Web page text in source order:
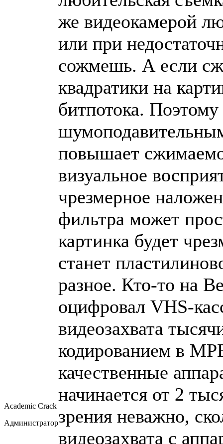
Academic Crack
Администратор
же видеокамерой
или при
сожмешь. А если
квадратики на
битпотока.
повышает
визуальное
чрезмерное
фильтра может
картинка будет
станет
разное. Кто-то на
оцифровал VHS-
видеозахвата
кодированием в
качественные
начинается от 2
зрения неважно,
видеозахвата с